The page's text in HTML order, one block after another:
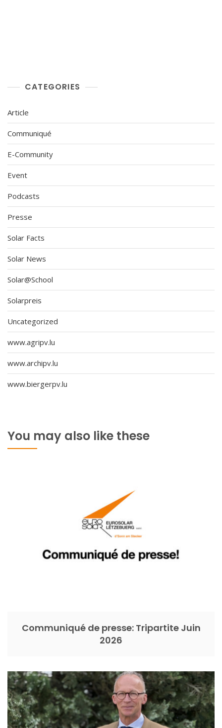
CATEGORIES
Article
Communiqué
E-Community
Event
Podcasts
Presse
Solar Facts
Solar News
Solar@School
Solarpreis
Uncategorized
www.agripv.lu
www.archipv.lu
www.biergerpv.lu
You may also like these
Communiqué de presse: Tripartite Juin
2026